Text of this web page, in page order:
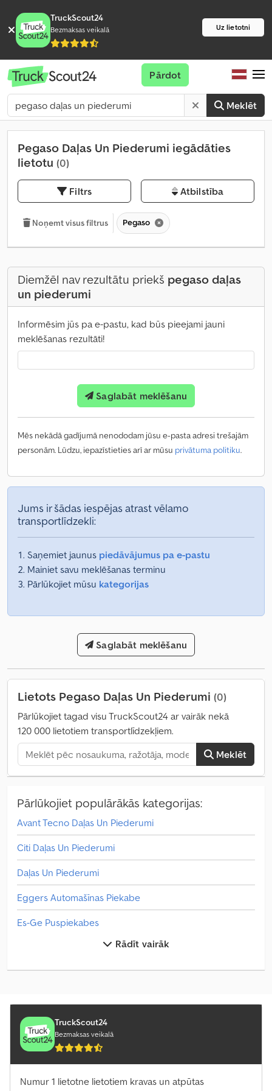
TruckScout24
Bezmaksas veikalā Uz lietotni
Meklēt
Pārdot
Pegaso Daļas Un Piederumi iegādāties
lietotu (0)
Filtrs Atbilstība
Noņemt visus filtrus Pegaso
Diemžēl nav rezultātu priekš pegaso daļas
un piederumi
Informēsim jūs pa e-pastu, kad būs pieejami jauni
meklēšanas rezultāti!
Saglabāt meklēšanu
Mēs nekādā gadījumā nenododam jūsu e-pasta adresi trešajām
personām. Lūdzu, iepazīstieties arī ar mūsu privātuma politiku.
Jums ir šādas iespējas atrast vēlamo
transportlīdzekli:
Saņemiet jaunus piedāvājumus pa e-pastu
Mainiet savu meklēšanas terminu
Pārlūkojiet mūsu kategorijas
Saglabāt meklēšanu
Lietots Pegaso Daļas Un Piederumi (0)
Pārlūkojiet tagad visu TruckScout24 ar vairāk nekā
120 000 lietotiem transportlīdzekļiem.
Meklēt
Pārlūkojiet populārākās kategorijas:
Avant Tecno Daļas Un Piederumi
Citi Daļas Un Piederumi
Daļas Un Piederumi
Eggers Automašīnas Piekabe
Es-Ge Puspiekabes
Floor Daļas Un Piederumi
Kaiser S Puspiekabes
Man Daļas Un Piederumi
Mercedes-Benz Daļas Un Piederumi
Rādīt vairāk
TruckScout24
Bezmaksas veikalā
Numur 1 lietotne lietotiem kravas un atpūtas